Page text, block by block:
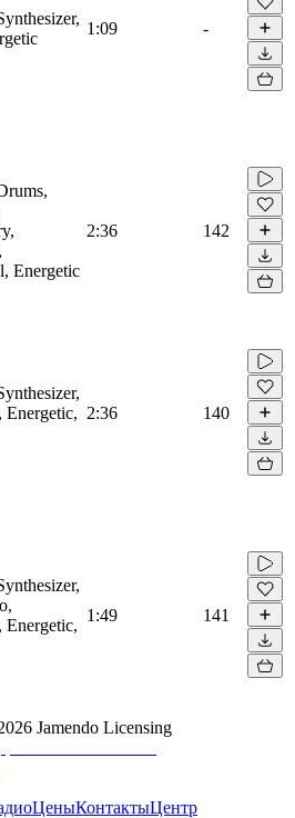
1:09 -
Energetic
2:36 142
Energetic, 2:36 140
Energetic,
1:49 141
Jamendo Licensing
ЦеныКонтактыЦентр